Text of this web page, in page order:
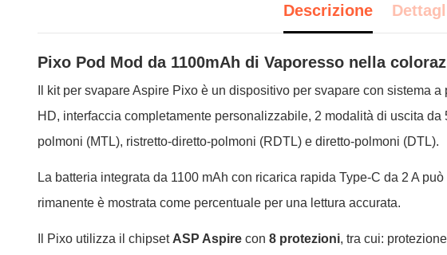
Descrizione
Pixo Pod Mod da 1100mAh di Vaporesso nella
Il kit per svapare Aspire Pixo è un dispositivo per svapare con sistema
HD, interfaccia completamente personalizzabile, 2 modalità di uscita
polmoni (MTL), ristretto-diretto-polmoni (RDTL) e diretto-polmoni (DTL).
La batteria integrata da 1100 mAh con ricarica rapida Type-C da 2 A
rimanente è mostrata come percentuale per una lettura accurata.
Il Pixo utilizza il chipset ASP Aspire con 8 protezioni, tra cui: